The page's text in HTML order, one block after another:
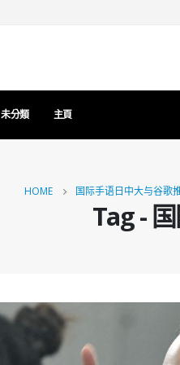
未分類 主頁
HOME 国际手语日中大与谷歌
Tag -